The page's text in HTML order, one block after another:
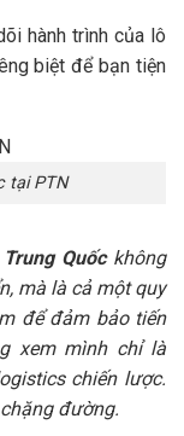
hành trình của lô
biệt để bạn tiện
tại PTN
Quốckhông
mà là cả một quy
để đảm bảo tiến
xem mình chỉ là
chiến lược.
đường.